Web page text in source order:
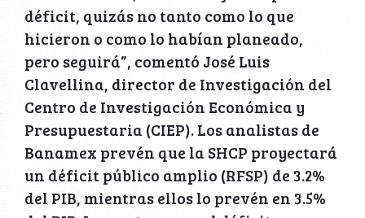
déficit, quizás no tanto como lo que
hicieron o como lo habían planeado,
pero seguirá”, comentó José Luis
Clavellina, director de Investigación del
Centro de Investigación Económica y
Presupuestaria (CIEP). Los analistas de
Banamex prevén que la SHCP proyectará
un déficit público amplio (RFSP) de 3.2%
del PIB, mientras ellos lo prevén en 3.5%